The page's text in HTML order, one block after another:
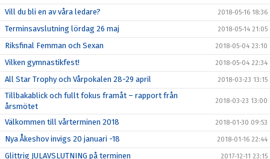
Vill du bli en av våra ledare? 2018-05-16 18:36
Terminsavslutning lördag 26 maj 2018-05-14 21:05
Riksfinal Femman och Sexan 2018-05-04 23:10
Vilken gymnastikfest! 2018-05-04 22:34
All Star Trophy och Vårpokalen 28-29 april 2018-03-23 13:15
Tillbakablick och fullt fokus framåt – rapport från
årsmötet
2018-03-23 13:00
Välkommen till vårterminen 2018 2018-01-30 09:53
Nya Åkeshov invigs 20 januari -18 2018-01-16 22:44
Glittrig JULAVSLUTNING på terminen 2017-12-11 23:15